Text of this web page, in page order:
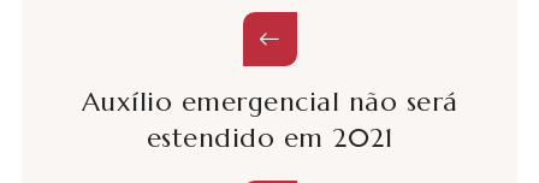
Auxílio emergencial não será
estendido em 2021